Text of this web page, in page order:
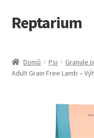
Přeskočit
na
Přejít
k
webu
Reptarium
Košík
Malá zvířata — Klece,
Domů Psi Granule
Adult Grain Free Lamb –